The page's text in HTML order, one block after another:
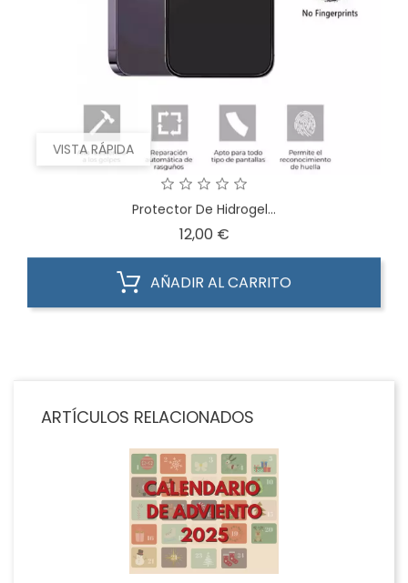
VISTA RÁPIDA
Protector De Hidrogel...
12,00 €Precio
AÑADIR AL CARRITO
ARTÍCULOS RELACIONADOS